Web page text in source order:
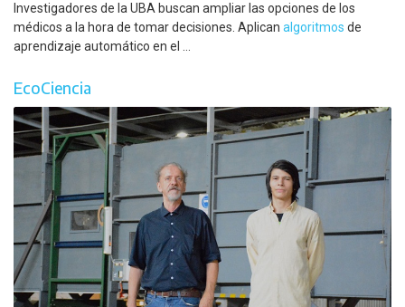
Investigadores de la UBA buscan ampliar las opciones de los
médicos a la hora de tomar decisiones. Aplican algoritmos de
aprendizaje automático en el ...
EcoCiencia